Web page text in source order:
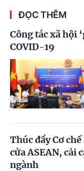
ĐỌC THÊM
Công tác xã hội
COVID-19
Thúc đẩy Cơ
cửa ASEAN, cải
ngành